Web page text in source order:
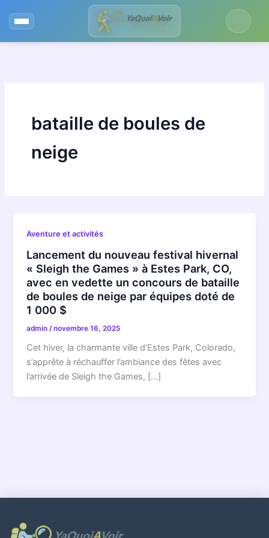
bataille de boules de
neige
Aventure et activités
Lancement du nouveau festival hivernal
« Sleigh the Games » à Estes Park, CO,
avec en vedette un concours de bataille
de boules de neige par équipes doté de
1 000 $
admin /novembre 16, 2025
Cet hiver, la charmante ville d’Estes Park, Colorado,
s’apprête à réchauffer l’ambiance des fêtes avec
l’arrivée de Sleigh the Games, […]